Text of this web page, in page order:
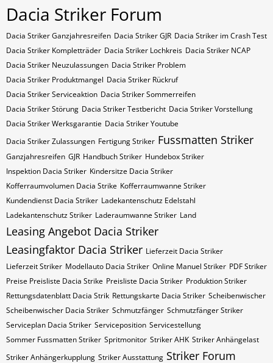
Dacia Striker Forum
Dacia Striker Ganzjahresreifen Dacia Striker GJR Dacia Striker im Crash Test
Dacia Striker Kompletträder Dacia Striker Lochkreis Dacia Striker NCAP
Dacia Striker Neuzulassungen Dacia Striker Problem
Dacia Striker Produktmangel Dacia Striker Rückruf
Dacia Striker Serviceaktion Dacia Striker Sommerreifen
Dacia Striker Störung Dacia Striker Testbericht Dacia Striker Vorstellung
Dacia Striker Werksgarantie Dacia Striker Youtube
Dacia Striker Zulassungen Fertigung Striker Fussmatten Striker
Ganzjahresreifen GJR Handbuch Striker Hundebox Striker
Inspektion Dacia Striker Kindersitze Dacia Striker
Kofferraumvolumen Dacia Strike Kofferraumwanne Striker
Kundendienst Dacia Striker Ladekantenschutz Edelstahl
Ladekantenschutz Striker Laderaumwanne Striker Land
Leasing Angebot Dacia Striker
Leasingfaktor Dacia Striker Lieferzeit Dacia Striker
Lieferzeit Striker Modellauto Dacia Striker Online Manuel Striker PDF Striker
Preise Preisliste Dacia Strike Preisliste Dacia Striker Produktion Striker
Rettungsdatenblatt Dacia Strik Rettungskarte Dacia Striker Scheibenwischer
Scheibenwischer Dacia​ Striker Schmutzfänger Schmutzfänger Striker
Serviceplan Dacia Striker Serviceposition Servicestellung
Sommer Fussmatten Striker Spritmonitor Striker AHK Striker Anhängelast
Striker Anhängerkupplung Striker Ausstattung Striker Forum